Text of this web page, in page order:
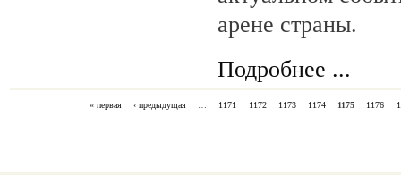
арене страны.
Подробнее ...
« первая ‹ предыдущая … 1171 1172 1173 1174 1175 1176